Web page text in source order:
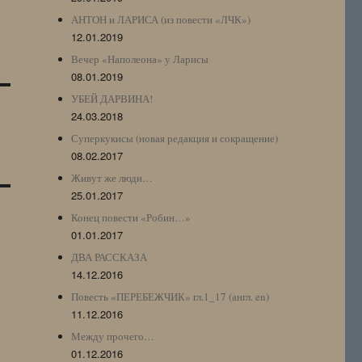
АНТОН и ЛАРИСА (из повести «ЛЧК»)
12.01.2019
Вечер «Наполеона» у Ларисы
08.01.2019
УБЕЙ ДАРВИНА!
24.03.2018
Суперкукисы (новая редакция и сокращение)
08.02.2017
Живут же люди…
25.01.2017
Конец повести «Робин…»
01.01.2017
ДВА РАССКАЗА
14.12.2016
Повесть «ПЕРЕБЕЖЧИК» гл.1_17 (англ. en)
11.12.2016
Между прочего…
01.12.2016